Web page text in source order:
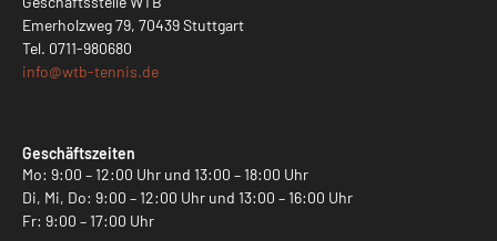
Emerholzweg 79, 70439 Stuttgart
Tel. 0711-980680
info@wtb-tennis.de
Geschäftszeiten
Mo: 9:00 – 12:00 Uhr und 13:00 – 18:00 Uhr
Di, Mi, Do: 9:00 – 12:00 Uhr und 13:00 – 16:00 Uhr
Fr: 9:00 – 17:00 Uhr